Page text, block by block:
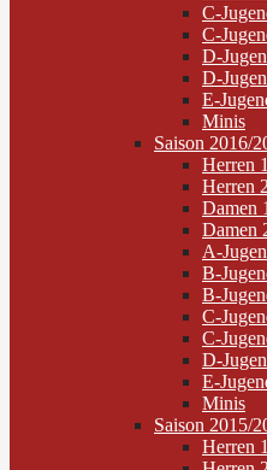
C-
C-
D-
D-
E-
Minis
Saison 2016/
Herren 1
Herren 2
Damen 1
Damen
A-
B-
B-
C-
C-
D-
E-
Minis
Saison 2015/
Herren 1